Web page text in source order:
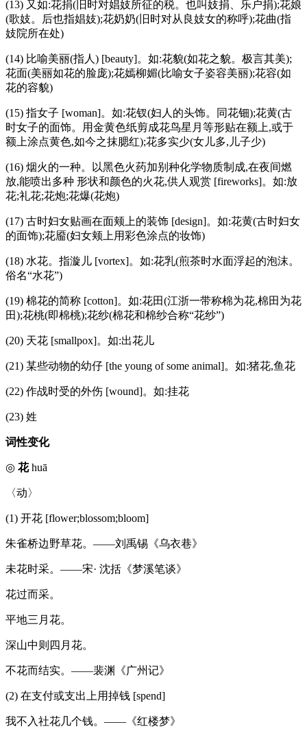
(13) 又如:花捐(旧时对娼妓所征的税。也叫妓捐、乐户捐);花娘
(歌妓。后也指娼妓);花奶奶(旧时对从良妓女的称呼);花曲(指
妓院所在处)
(14) 比喻美丽(指人) [beauty]。如:花貌(如花之貌。极言其美);
花面(美丽如花的脸庞);花嫣柳媚(比喻女子姿容美丽);花容(如
花的容貌)
(15) 指女子 [woman]。如:花钗(妇人的头饰。同花钿);花黄(古
时女子的面饰。用金黄色纸剪成花鸟星月等形贴在额上,或于
额上涂点黄色,如今之抹腮红);花多实少(女儿多,儿子少)
(16) 烟火的一种。以黑色火药加别种化学物质制成,在夜间燃
放,能喷出多种 形状和颜色的火花,供人观赏 [fireworks]。如:放
花;礼花;花炮;花爆(花炮)
(17) 古时妇女贴画在面颊上的装饰 [design]。如:花黄(古时妇女
的面饰);花靥(妇女颊上用彩色涂点的妆饰)
(18) 水花。指漩儿 [vortex]。如:花乳(煎茶时水面浮起的泡沫。
俗名“水花”)
(19) 棉花的简称 [cotton]。如:花田(江浙一带称棉为花,棉田为花
田);花桃(即棉桃);花纱(棉花和棉纱合称“花纱”)
(20) 天花 [smallpox]。如:出花儿
(21) 某些动物的幼仔 [the young of some animal]。如:猪花,鱼花
(22) 作战时受的外伤 [wound]。如:挂花
(23) 姓
词性变化
◎ 花huā
〈动〉
(1) 开花 [flower;blossom;bloom]
朱雀桥边野草花。——刘禹锡《乌衣巷》
未花时采。——宋· 沈括《梦溪笔谈》
花过而采。
平地三月花。
深山中则四月花。
不花而结实。——裴渊《广州记》
(2) 在支付或支出上用掉钱 [spend]
我不入社花几个钱。——《红楼梦》